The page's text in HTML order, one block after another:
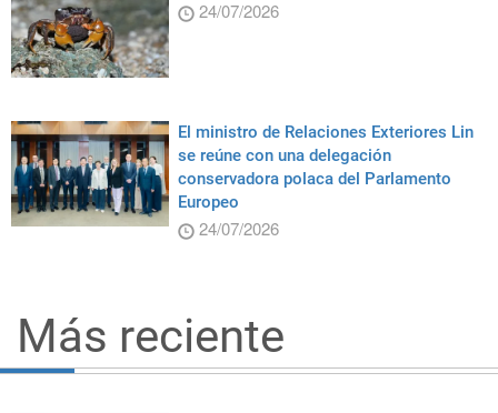
24/07/2026
El ministro de Relaciones Exteriores Lin
se reúne con una delegación
conservadora polaca del Parlamento
Europeo
24/07/2026
Más reciente